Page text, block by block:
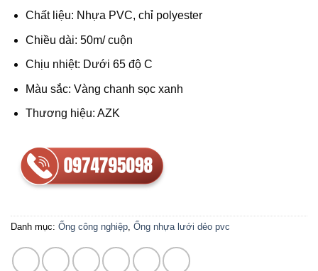
Chất liệu: Nhựa PVC, chỉ polyester
Chiều dài: 50m/ cuộn
Chịu nhiệt: Dưới 65 độ C
Màu sắc: Vàng chanh sọc xanh
Thương hiệu: AZK
Danh mục: Ống công nghiệp Ống nhựa lưới dẻo pvc